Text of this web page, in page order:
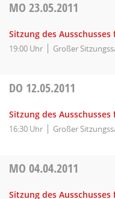
MO23.05.2011
Sitzung des
19:00 Uhr Großer
DO 12.05.2011
Sitzung des
16:30 Uhr Großer
MO04.04.2011
Sitzung des